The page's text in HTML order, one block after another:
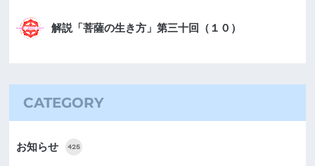
解説「菩薩の生き方」第三十回（１０）
CATEGORY
お知らせ 425